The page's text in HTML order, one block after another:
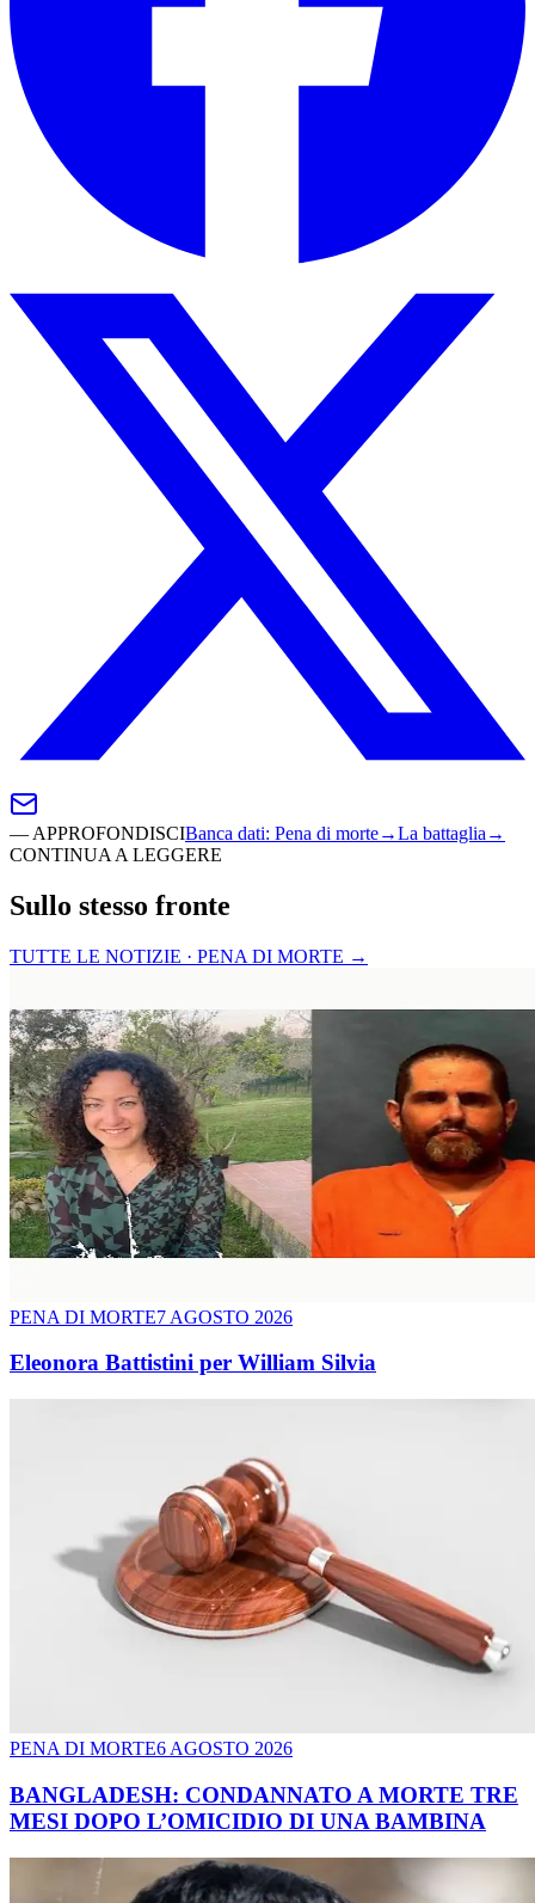
— APPROFONDISCIBanca dati: Pena di morte→La battaglia →
CONTINUA A LEGGERE
Sullo stesso fronte
TUTTE LE NOTIZIE · PENA DI MORTE →
PENA DI MORTE7 AGOSTO 2026
Eleonora Battistini per William Silvia
PENA DI MORTE6 AGOSTO 2026
BANGLADESH: CONDANNATO A MORTE TRE
MESI DOPO L’OMICIDIO DI UNA BAMBINA